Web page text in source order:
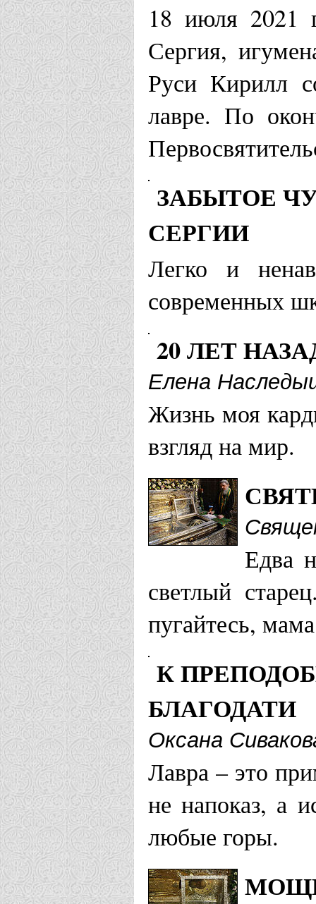
Армавирская
Храм
Храм прп.
Арсеньевская
Храм во
Свято-
Храм в
Астанайская
Храм во
Астраханская
Храм прп.
Ахтубинская
Балашовская
Храм во
Храм
Храм
18 июля 2021
Сергия,
Руси Кирилл
лавре. По
ЗАБЫТОЕ
СЕРГИИ
Легко и
современных
20 ЛЕТ
Елена
Жизнь моя
взгляд на мир.
Едва
светлый
пугайтесь,
К
БЛАГОДАТИ
Оксана
Лавра – это
не напоказ, а
любые горы.